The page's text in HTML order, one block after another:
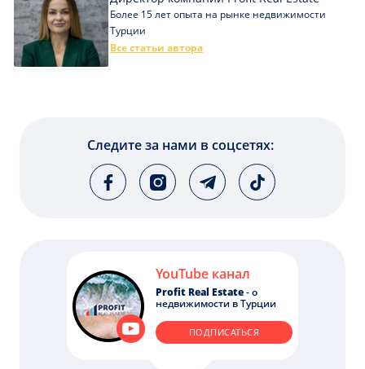
Более 15 лет опыта на рынке недвижимости
Турции
Все статьи автора
Следите за нами в соцсетях:
YouTube канал
Profit Real Estate- о
недвижимости в Турции
ПОДПИСАТЬСЯ